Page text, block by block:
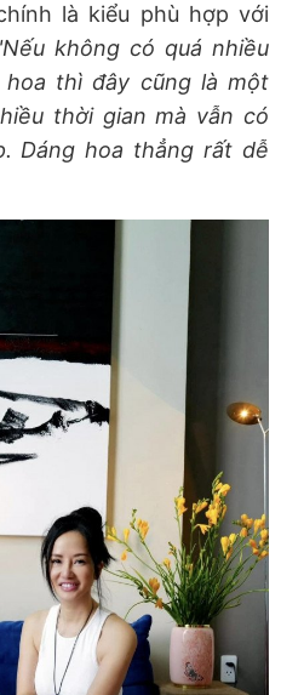
là kiểu phù hợp với
không có quá nhiều
thì đây cũng là một
thời gian mà vẫn có
Dáng hoa thẳng rất dễ